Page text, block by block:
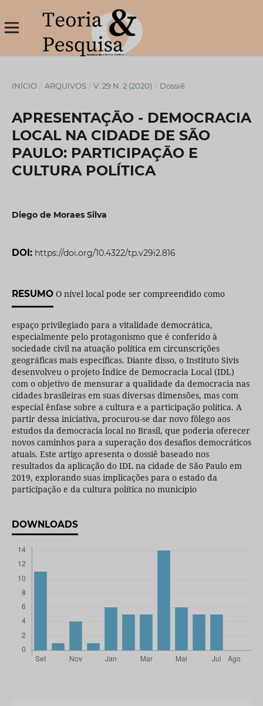
INÍCIO / ARQUIVOS / V. 29 N. 2 (2020) / Dossiê
APRESENTAÇÃO - DEMOCRACIA
LOCAL NA CIDADE DE SÃO
PAULO: PARTICIPAÇÃO E
CULTURA POLÍTICA
Diego de Moraes Silva
DOI: https://doi.org/10.4322/tp.v29i2.816
RESUMOO nível local pode ser compreendido como
espaço privilegiado para a vitalidade democrática,
especialmente pelo protagonismo que é conferido à
sociedade civil na atuação política em circunscrições
geográficas mais específicas. Diante disso, o Instituto Sivis
desenvolveu o projeto Índice de Democracia Local (IDL)
com o objetivo de mensurar a qualidade da democracia nas
cidades brasileiras em suas diversas dimensões, mas com
especial ênfase sobre a cultura e a participação política. A
partir dessa iniciativa, procurou-se dar novo fôlego aos
estudos da democracia local no Brasil, que poderia oferecer
novos caminhos para a superação dos desafios democráticos
atuais. Este artigo apresenta o dossiê baseado nos
resultados da aplicação do IDL na cidade de São Paulo em
2019, explorando suas implicações para o estado da
participação e da cultura política no município
DOWNLOADS